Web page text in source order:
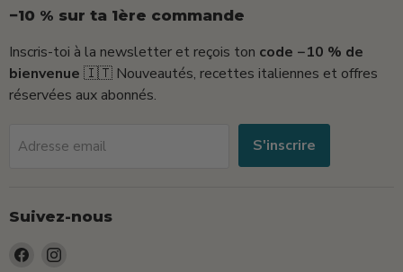
−10 % sur ta 1ère commande
Inscris-toi à la newsletter et reçois ton code −10 % de
bienvenue 🇮🇹 Nouveautés, recettes italiennes et offres
réservées aux abonnés.
Adresse email S'inscrire
Suivez-nous
Trouvez-